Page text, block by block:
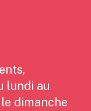
lundi au
dimanche